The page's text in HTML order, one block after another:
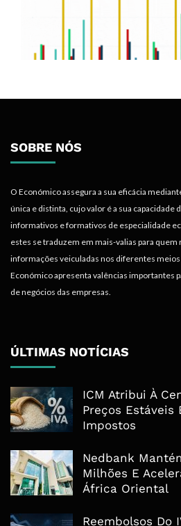
SOBRE NÓS
O Económico assegura a sua eficácia
única e distinta, cujo valor é a sua
informativos e formativos de especialidade
estes se traduzem em mais-valias para quem
informações veiculadas nos diferentes
Económico apresenta valências importantes
de negócios das empresas.
ÚLTIMAS NOTÍCIAS
ICM Atribui À
Preços Estáveis
Impostos
Nedbank
Milhões E
África Oriental
Reembolsos Do